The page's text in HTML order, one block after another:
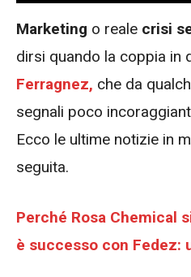
Marketing o reale crisi
dirsi quando la coppia in
Ferragnez, che da
segnali poco
Ecco le ultime notizie in
seguita.
Perché Rosa Chemical
è successo con Fedez: